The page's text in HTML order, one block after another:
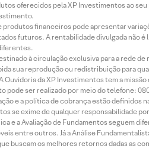
oferecidos pela XP Investimentos ao
produtos financeiros pode apresentar
futuros. A rentabilidade divulgada não
à circulação exclusiva para a rede
sua reprodução ou redistribuição para
Ouvidoria da XP Investimentos tem a
pode ser realizado por meio do telefone:
e a política de cobrança estão definidos
se exime de qualquer responsabilidade
e a Avaliação de Fundamentos seguem
entre outros. Já a Análise
buscam os melhores retornos dadas as